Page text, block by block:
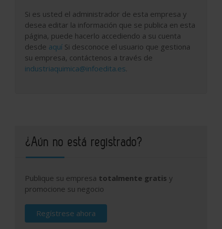
Si es usted el administrador de esta empresa y
desea editar la información que se publica en esta
página, puede hacerlo accediendo a su cuenta
desde aquí Si desconoce el usuario que gestiona
su empresa, contáctenos a través de
industriaquimica@infoedita.es.
¿Aún no está registrado?
Publique su empresa totalmente gratis y
promocione su negocio
Regístrese ahora